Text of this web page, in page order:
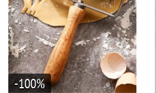
-100%